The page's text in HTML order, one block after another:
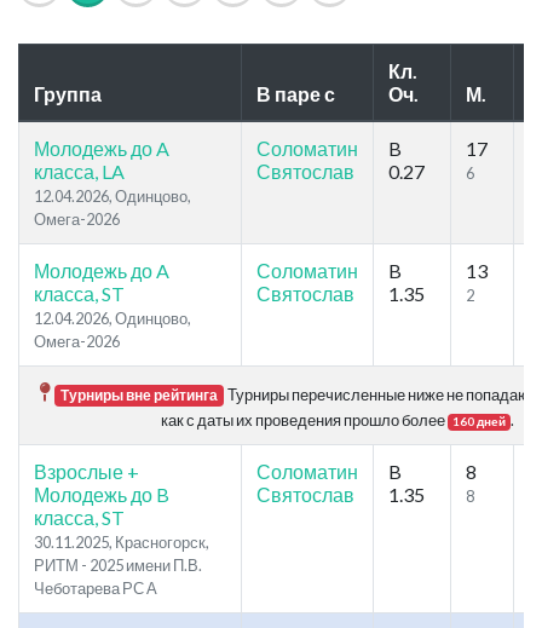
Группа В паре с
Кл.
Оч.
М.
Молодежь до A
класса, LA
12.04.2026, Одинцово,
Омега-2026
Соломатин
Святослав
B
0.27
17
6
Молодежь до A
класса, ST
12.04.2026, Одинцово,
Омега-2026
Соломатин
Святослав
B
1.35
13
2
Турниры вне рейтинга Турниры перечисленные ниже не попадают
как с даты их проведения прошло более 160 дней .
Взрослые +
Молодежь до B
класса, ST
30.11.2025, Красногорск,
РИТМ - 2025 имени П.В.
Чеботарева РС А
Соломатин
Святослав
B
1.35
8
8